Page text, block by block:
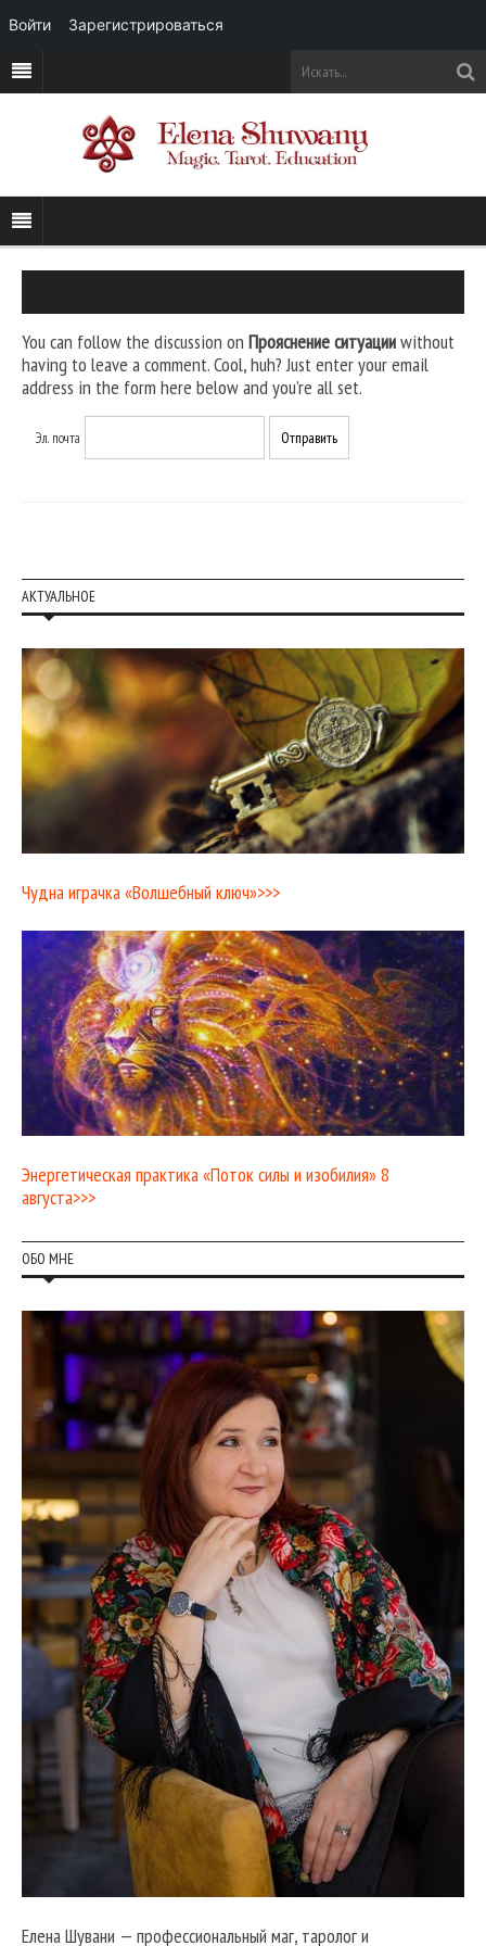
You can follow the discussion on Прояснение ситуацииwithout
having to leave a comment. Cool, huh? Just enter your email
address in the form here below and you’re all set.
Эл. почта
АКТУАЛЬНОЕ
Чудна играчка «Волшебный ключ»>>>
Энергетическая практика «Поток силы и изобилия» 8
августа>>>
ОБО МНЕ
Елена Шувани — профессиональный маг, таролог и
Войти Зарегистрироваться